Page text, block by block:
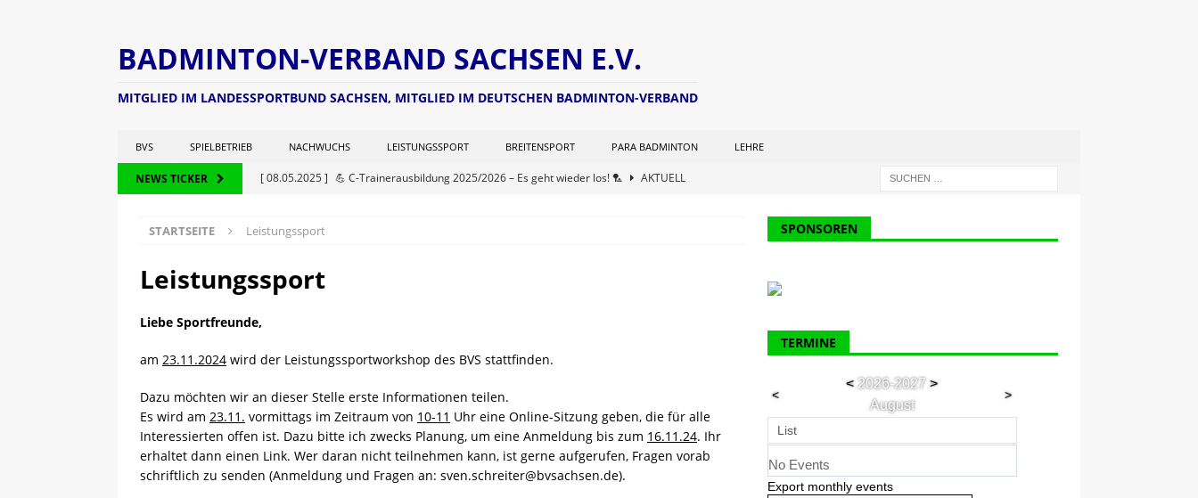
BADMINTON-VERBAND SACHSEN E.V.
MITGLIED IM LANDESSPORTBUND SACHSEN, MITGLIED IM DEUTSCHEN BADMINTON-VERBAND
BVS SPIELBETRIEB NACHWUCHS LEISTUNGSSPORT BREITENSPORT PARA BADMINTON LEHRE
NEWS TICKER [ 08.05.2025 ] 💪 C-Trainerausbildung 2025/2026 – Es geht wieder los! 🏸
AKTUELL
Markranstädt 🏸
[ 25.06.2025 ]
[ 25.06.2025 ]
[ 24.06.2025 ]
[ 17.06.2025 ] Während des 61. Verbandstages des DBV werden 2 Funktionäre des BVS
ausgezeichnet
NEWS
[ 13.05.2025 ] Sächsische Rangliste U09 und U11 NEWS
STARTSEITE Leistungssport
Leistungssport
Liebe Sportfreunde,
am 23.11.2024 wird der Leistungssportworkshop des BVS stattfinden.
Dazu möchten wir an dieser Stelle erste Informationen teilen.
Es wird am 23.11. vormittags im Zeitraum von 10-11 Uhr eine Online-Sitzung geben, die für alle
Interessierten offen ist. Dazu bitte ich zwecks Planung, um eine Anmeldung bis zum 16.11.24. Ihr
erhaltet dann einen Link. Wer daran nicht teilnehmen kann, ist gerne aufgerufen, Fragen vorab
schriftlich zu senden (Anmeldung und Fragen an: sven.schreiter@bvsachsen.de).
SPONSOREN
TERMINE
<
< 2026-2027>
August
>
List
No Events
Export monthly events